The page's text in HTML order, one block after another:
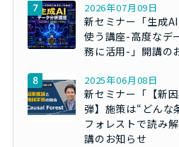
2026年07月09日
新セミナー「生成
使う講座-高度なデ
務に活用-」開講の
2025年06月08日
新セミナー「【新
弾】施策は“どんな
フォレストで読み
講のお知らせ